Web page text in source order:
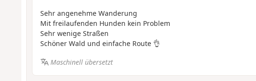
Sehr angenehme Wanderung
Mit freilaufenden Hunden kein Problem
Sehr wenige Straßen
Schöner Wald und einfache Route 👌
Maschinell übersetzt